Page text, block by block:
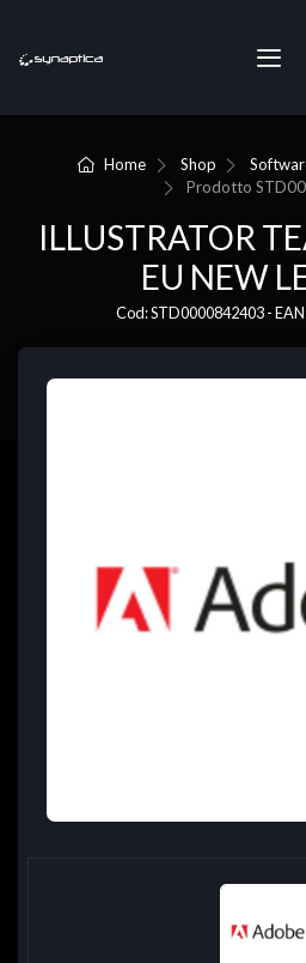
Home Shop
Prodotto
ILLUSTRATOR
EU NEW
Cod: STD0000842403 -